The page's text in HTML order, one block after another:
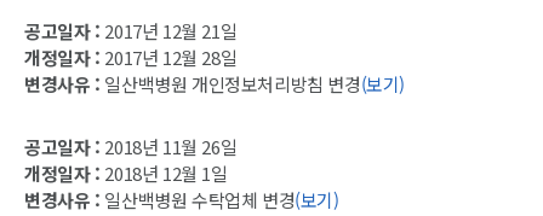
공고일자 : 2017년 12월 21일
개정일자 : 2017년 12월 28일
변경사유 : 일산백병원 개인정보처리방침 변경(보기)
공고일자 : 2018년 11월 26일
개정일자 : 2018년 12월 1일
변경사유 : 일산백병원 수탁업체 변경(보기)